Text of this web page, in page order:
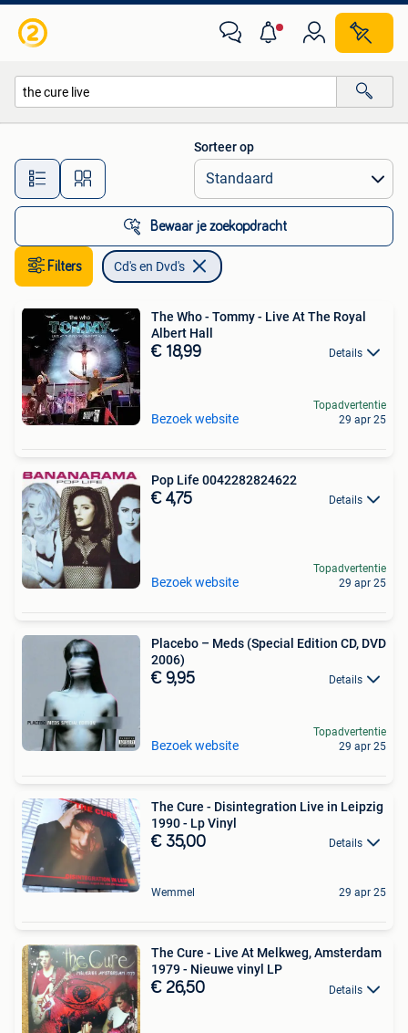
Alle afstanden…
Sorteer op
Bewaar je zoekopdracht
Filters Cd's en Dvd's
The Who - Tommy - Live At The Royal
Albert Hall
€ 18,99 Details
Bezoek website
Topadvertentie
29 apr 25
Pop Life 0042282824622
€ 4,75 Details
Bezoek website
Topadvertentie
29 apr 25
Placebo – Meds (Special Edition CD, DVD
2006)
€ 9,95 Details
Bezoek website
Topadvertentie
29 apr 25
The Cure - Disintegration Live in Leipzig
1990 - Lp Vinyl
€ 35,00 Details
Wemmel 29 apr 25
The Cure - Live At Melkweg, Amsterdam
1979 - Nieuwe vinyl LP
€ 26,50 Details